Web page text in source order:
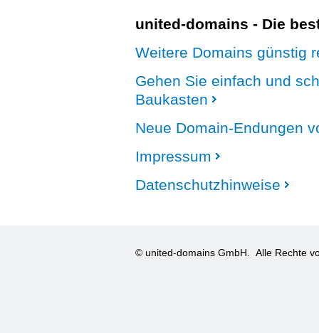
united-domains - Die
Weitere Domains günstig
Gehen Sie einfach und
Baukasten
Neue Domain-Endungen
Impressum
Datenschutzhinweise
© united-domains GmbH. Alle Rechte